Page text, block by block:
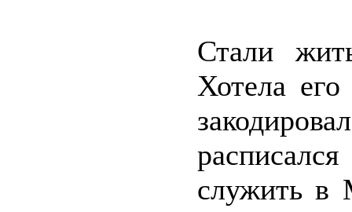
Стали
Хотела
служить в